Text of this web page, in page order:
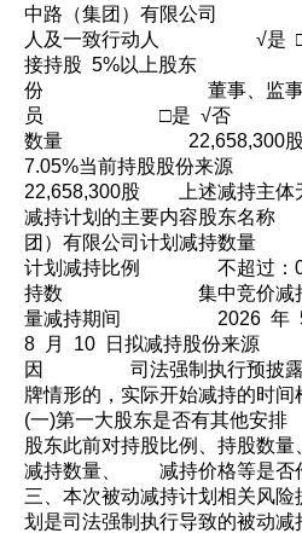
中路（集团）有限公
人及一致行动
接持股 5%以上股东 √
份 董事、监事和高
员 □是 √否 其
数量
7.05%当前持股股份来源
22,658,300股 上述减持主体
减持计划的主要内容股东
团）有限公司计划减持数
计划减持比例 不超过：
持数 集中竞价减持，
量减持期间 2026 年 5
8 月 10 日拟减持股份来源
因 司法强制执行预披露期
牌情形的，实际开始减持的时间
(一)第一大股东是否有其他
股东此前对持股比例、持股数量
减持数量、 减持价格等是
三、本次被动减持计划相关风
划是司法强制执行导致的被动